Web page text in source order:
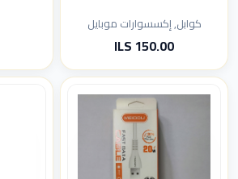
كوابل, إكسسوارات موبايل
150.00 ILS